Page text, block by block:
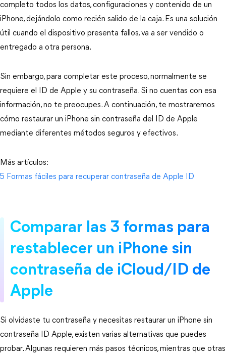
completo todos los datos, configuraciones y contenido de un
iPhone, dejándolo como recién salido de la caja. Es una solución
útil cuando el dispositivo presenta fallos, va a ser vendido o
entregado a otra persona.
Sin embargo, para completar este proceso, normalmente se
requiere el ID de Apple y su contraseña. Si no cuentas con esa
información, no te preocupes. A continuación, te mostraremos
cómo restaurar un iPhone sin contraseña del ID de Apple
mediante diferentes métodos seguros y efectivos.
Más artículos:
5 Formas fáciles para recuperar contraseña de Apple ID
Comparar las 3 formas para
restablecer un iPhone sin
contraseña de iCloud/ID de
Apple
Si olvidaste tu contraseña y necesitas restaurar un iPhone sin
contraseña ID Apple, existen varias alternativas que puedes
probar. Algunas requieren más pasos técnicos, mientras que otras